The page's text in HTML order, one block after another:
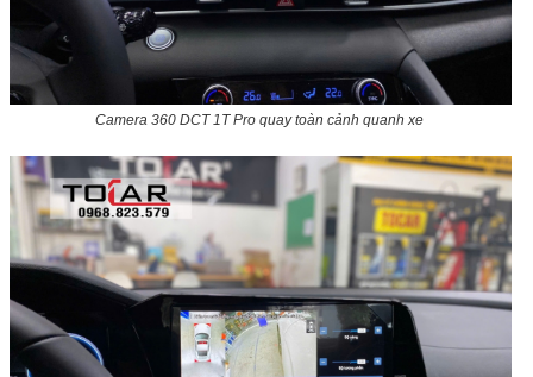
Camera 360 DCT 1T Pro quay toàn cảnh quanh xe